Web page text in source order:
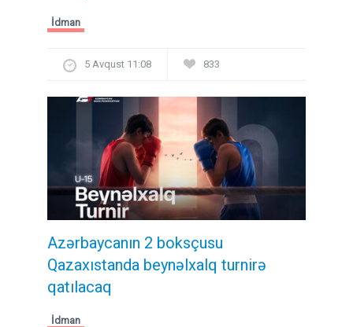
İdman
5 Avqust 11:08 833
Azərbaycanın 2 boksçusu
Qazaxıstanda beynəlxalq turnirə
qatılacaq
İdman